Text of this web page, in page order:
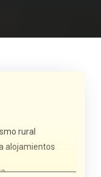
rural
alojamientos